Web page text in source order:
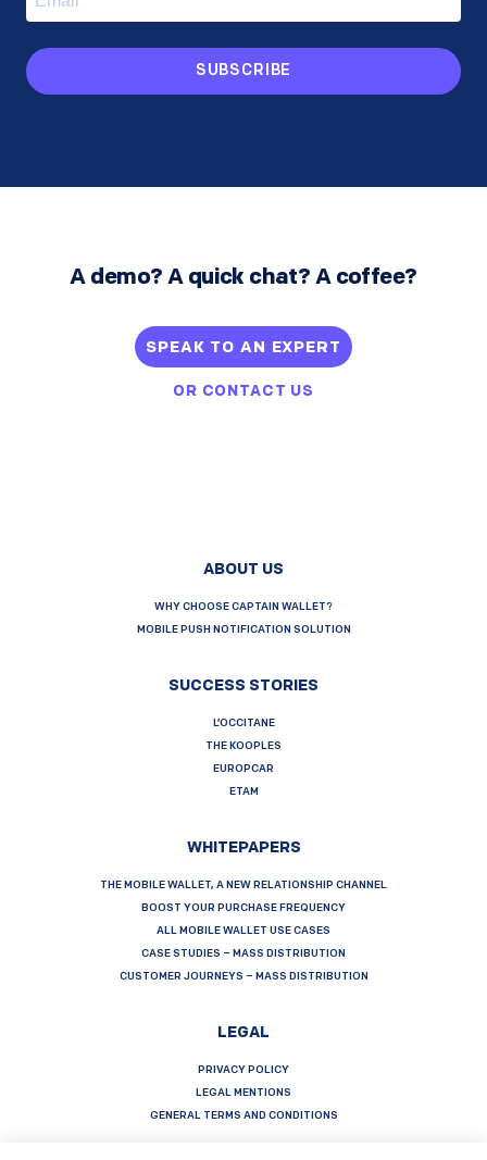
SUBSCRIBE
A demo? A quick chat? A coffee?
SPEAK TO AN EXPERT
OR CONTACT US
ABOUT US
WHY CHOOSE CAPTAIN WALLET?
MOBILE PUSH NOTIFICATION SOLUTION
SUCCESS STORIES
L’OCCITANE
THE KOOPLES
EUROPCAR
ETAM
WHITEPAPERS
THE MOBILE WALLET, A NEW RELATIONSHIP CHANNEL
BOOST YOUR PURCHASE FREQUENCY
ALL MOBILE WALLET USE CASES
CASE STUDIES – MASS DISTRIBUTION
CUSTOMER JOURNEYS – MASS DISTRIBUTION
LEGAL
PRIVACY POLICY
LEGAL MENTIONS
GENERAL TERMS AND CONDITIONS